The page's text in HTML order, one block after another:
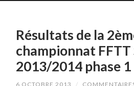
Résultats de la
championnat FFTT
2013/2014 phase 1
6 OCTOBRE 2013 /